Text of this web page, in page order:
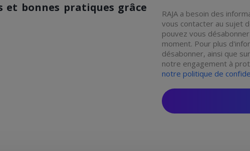
et bonnes pratiques grâce
RAJA a besoin des
vous contacter au sujet
pouvez vous
moment. Pour plus
désabonner, ainsi que
notre engagement à
notre politique de